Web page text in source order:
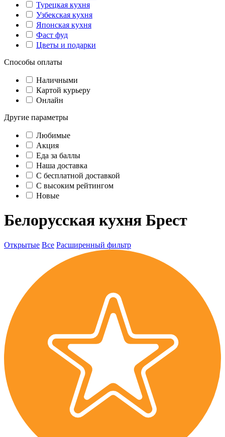
Турецкая кухня
Узбекская кухня
Японская кухня
Фаст фуд
Цветы и подарки
Способы оплаты
Наличными
Картой курьеру
Онлайн
Другие параметры
Любимые
Акция
Еда за баллы
Наша доставка
C бесплатной доставкой
С высоким рейтингом
Новые
Белорусская кухня Брест
Открытые Все Расширенный фильтр